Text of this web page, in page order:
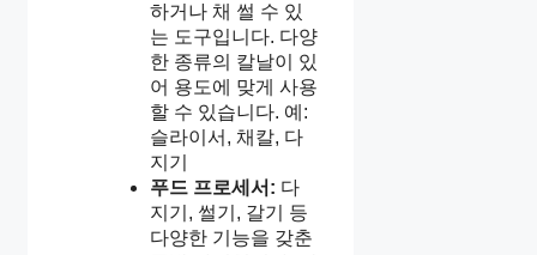
하거나 채 썰 수 있
는 도구입니다. 다양
한 종류의 칼날이 있
어 용도에 맞게 사용
할 수 있습니다. 예:
슬라이서, 채칼, 다
지기
푸드 프로세서: 다
지기, 썰기, 갈기 등
다양한 기능을 갖춘